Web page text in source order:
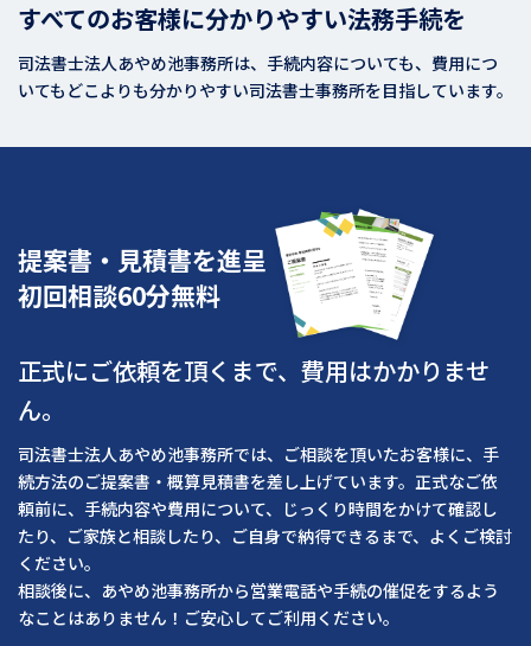
すべてのお客様に分かりやすい法務手続を
司法書士法人あやめ池事務所は、手続内容についても、費用につ
いてもどこよりも分かりやすい司法書士事務所を目指しています。
提案書・見積書を進呈
初回相談60分無料
正式にご依頼を頂くまで、費用はかかりませ
ん。
司法書士法人あやめ池事務所では、ご相談を頂いたお客様に、手
続方法のご提案書・概算見積書を差し上げています。正式なご依
頼前に、手続内容や費用について、じっくり時間をかけて確認し
たり、ご家族と相談したり、ご自身で納得できるまで、よくご検討
ください。
相談後に、あやめ池事務所から営業電話や手続の催促をするよう
なことはありません！ご安心してご利用ください。